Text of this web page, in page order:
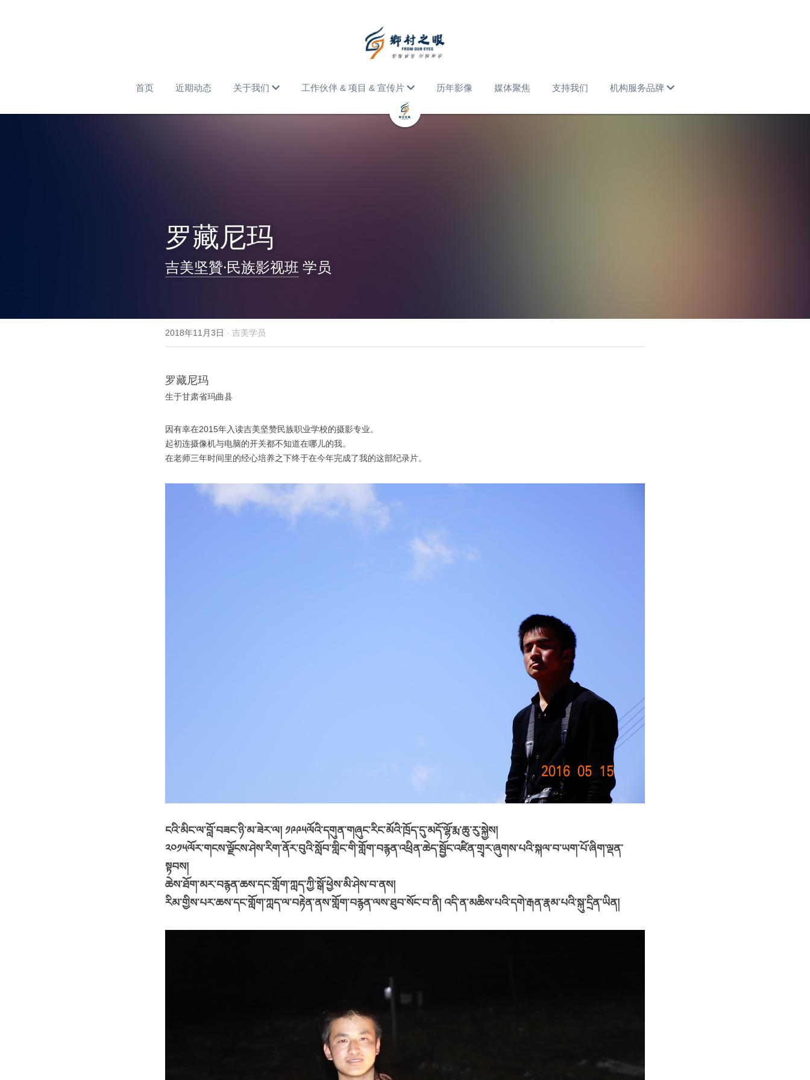
首页 近期动态 关于我们 工作伙伴 & 项目 & 宣传片 历年影像 媒体聚焦 支持我们 机构服务品牌
罗藏尼玛
吉美坚贊·民族影视班 学员
2018年11月3日 · 吉美学员
罗藏尼玛
生于甘肃省玛曲县
因有幸在2015年入读吉美坚赞民族职业学校的摄影专业。
起初连摄像机与电脑的开关都不知道在哪儿的我。
在老师三年时间里的经心培养之下终于在今年完成了我的这部纪录片。
ངའི་མིང་ལ་བློ་བཟང་ཉི་མ་ཟེར་ལ། ༡༩༩༥ལོའི་དགུན་གཞུང་རིང་མོའི་ཁྲོད་དུ་མདོ་ལྷོ་རྨ་ཆུ་རུ་སྐྱེས།
༢༠༡༥ལོར་གངས་ལྗོངས་ཤེས་རིག་ནོར་བུའི་སློབ་གླིང་གི་གློག་བརྙན་འཕྲིན་ཆེད་སྦྱོང་འཛིན་གྲྭར་ཞུགས་པའི་སྐལ་བ་ཡག་པོ་ཞིག་ལྡན་
སྟབས།
ཆེས་ཐོག་མར་བརྙན་ཆས་དང་གློག་ཀླད་ཀྱི་སྒོ་ཕྱེས་མི་ཤེས་བ་ནས།
རིམ་གྱིས་པར་ཆས་དང་གློག་ཀླད་ལ་བརྟེན་ནས་གློག་བརྙན་ལས་ཐུབ་སོང་བ་ནི། འདི་ན་མཆིས་པའི་དགེ་རྒན་རྣམ་པའི་སྐུ་དྲིན་ཡིན།